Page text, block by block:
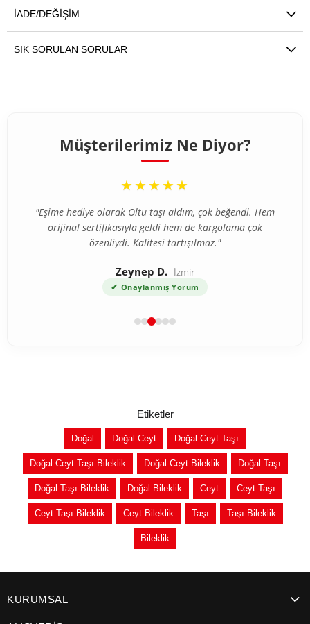
İADE/DEĞIŞIM
SIK SORULAN SORULAR
Müşterilerimiz Ne Diyor?
“
★★★★★
"Eşime hediye olarak Oltu taşı aldım, çok beğendi. Hem
orijinal sertifikasıyla geldi hem de kargolama çok
özenliydi. Kalitesi tartışılmaz."
Zeynep D. İzmir
✔ Onaylanmış Yorum
Etiketler
Doğal Doğal Ceyt Doğal Ceyt Taşı
Doğal Ceyt Taşı Bileklik Doğal Ceyt Bileklik Doğal Taşı
Doğal Taşı Bileklik Doğal Bileklik Ceyt Ceyt Taşı
Ceyt Taşı Bileklik Ceyt Bileklik Taşı Taşı Bileklik
Bileklik
KURUMSAL